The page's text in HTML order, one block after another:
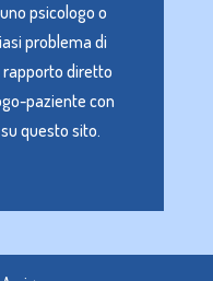
psicologo o
problema di
rapporto diretto
paziente con
questo sito.